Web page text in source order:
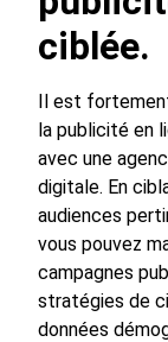
ciblée.
Il est
la publicité en
avec une
digitale. En
audiences
vous pouvez
campagnes
stratégies de
données